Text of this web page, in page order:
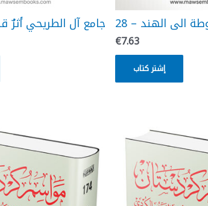
جامع آل الطريحي الى الهند
€7.63
إشتر كتاب